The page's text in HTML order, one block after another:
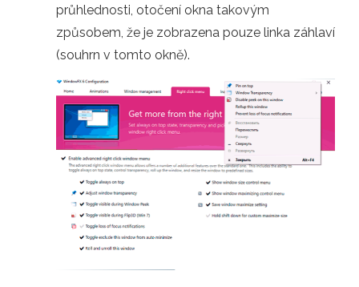
průhlednosti, otočení okna takovým
způsobem, že je zobrazena pouze linka záhlaví
(souhrn v tomto okně).